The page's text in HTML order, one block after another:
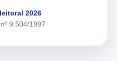
2026
9.504/1997